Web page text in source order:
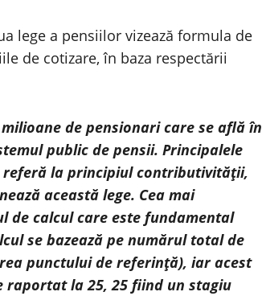
lege a pensiilor vizează formula de
de cotizare, în baza respectării
de pensionari care se află în
public de pensii. Principalele
referă la principiul contributivităţii,
această lege. Cea mai
de calcul care este fundamental
se bazează pe numărul total de
punctului de referinţă), iar acest
raportat la 25, 25 fiind un stagiu